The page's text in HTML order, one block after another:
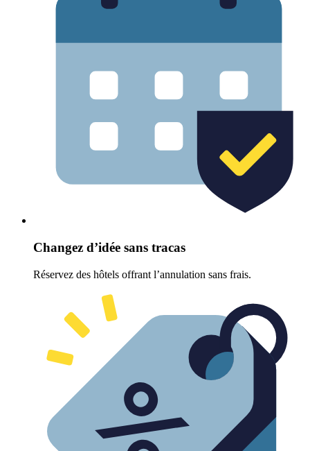
Changez d’idée sans tracas
Réservez des hôtels offrant l’annulation sans frais.